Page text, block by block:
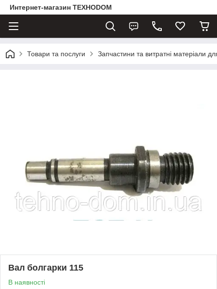
Интернет-магазин ТЕХНОDOM
Товари та послуги Запчастини та витратні матеріали
Вал болгарки 115
В наявності